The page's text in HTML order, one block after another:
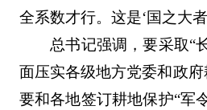
全系数才行。这是‘国之大者
总书记强调，要采取“
面压实各级地方党委和政
要和各地签订耕地保护“军